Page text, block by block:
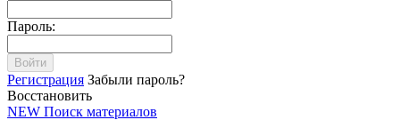
Пароль:
Войти
Регистрация Забыли пароль?
Восстановить
NEW Поиск материалов